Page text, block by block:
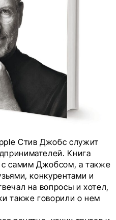
Стив Джобс служит
Книга
с самим Джобсом, а также
конкурентами и
на вопросы и хотел,
также говорили о нем